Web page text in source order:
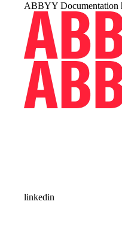
ABBYY Documentation
linkedin